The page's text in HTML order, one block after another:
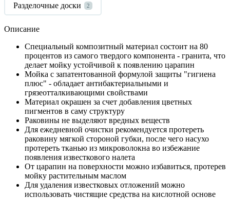
Разделочные доски 2
Описание
Специальный композитный материал состоит на 80
процентов из самого твердого компонента - гранита, что
делает мойку устойчивой к появлению царапин
Мойка с запатентованной формулой защиты "гигиена
плюс" - обладает антибактериальными и
грязеотталкивающими свойствами
Материал окрашен за счет добавления цветных
пигментов в саму структуру
Раковины не выделяют вредных веществ
Для ежедневной очистки рекомендуется протереть
раковину мягкой стороной губки, после чего насухо
протереть тканью из микроволокна во избежание
появления известкового налета
От царапин на поверхности можно избавиться, протерев
мойку растительным маслом
Для удаления известковых отложений можно
использовать чистящие средства на кислотной основе